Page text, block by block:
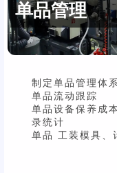
单品管理
机械行业报价系统
销售订单报价
报价单报表导出及打
制定单品管理体
单品流动跟踪
单品设备保养成
录统计
单品 工装模具、